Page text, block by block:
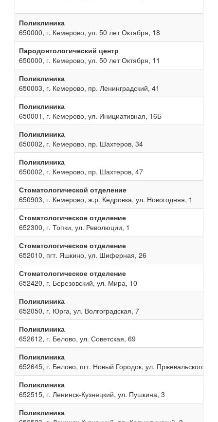
Поликлиника
650000, г. Кемерово, ул. 50 лет Октября, 18
Пародонтологический центр
650000, г. Кемерово, ул. 50 лет Октября, 11
Поликлиника
650003, г. Кемерово, пр. Ленинградский, 41
Поликлиника
650001, г. Кемерово, ул. Инициативная, 16Б
Поликлиника
650002, г. Кемерово, пр. Шахтеров, 34
Поликлиника
650002, г. Кемерово, пр. Шахтеров, 47
Стоматологической отделение
650903, г. Кемерово, ж.р. Кедровка, ул. Новогодняя, 1
Стоматологическое отделение
652300, г. Топки, ул. Революции, 1
Стоматологическое отделение
652010, пгт. Яшкино, ул. Шиферная, 26
Стоматологическое отделение
652420, г. Березовский, ул. Мира, 10
Поликлиника
652050, г. Юрга, ул. Волгоградская, 7
Поликлиника
652612, г. Белово, ул. Советская, 69
Поликлиника
652645, г. Белово, пгт. Новый Городок, ул. Пржевальского, 13
Поликлиника
652515, г. Ленинск-Кузнецкий, ул. Пушкина, 3
Поликлиника